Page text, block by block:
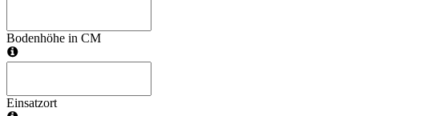
Bodenhöhe in CM
Einsatzort